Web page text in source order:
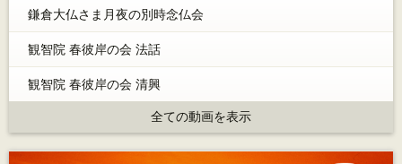
鎌倉大仏さま月夜の別時念仏会
観智院 春彼岸の会 法話
観智院 春彼岸の会 清興
全ての動画を表示